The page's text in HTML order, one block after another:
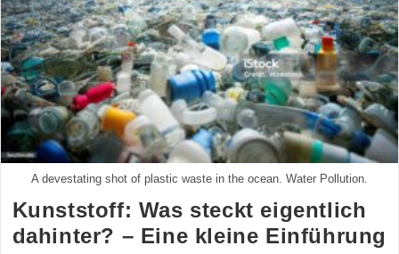
A devestating shot of plastic waste in the ocean. Water Pollution.
Kunststoff: Was steckt eigentlich
dahinter? – Eine kleine Einführung